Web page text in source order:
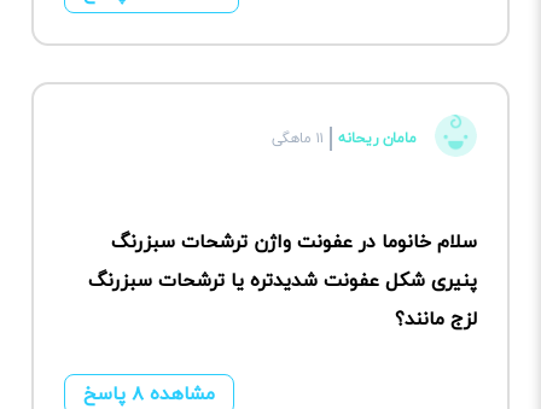
مامان ریحانه ۱۱ ماهگی
سلام خانوما در عفونت واژن ترشحات سبزرنگ
پنیری شکل عفونت شدیدتره یا ترشحات سبزرنگ
لزج مانند؟
مشاهده ۸ پاسخ